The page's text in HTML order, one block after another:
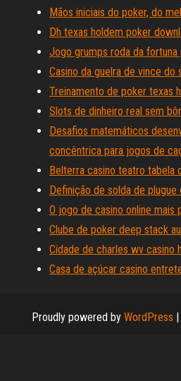
Mãos iniciais do poker, do
Dh texas holdem poker
Jogo grumps roda da fortuna
Casino da guelra de vince do
Treinamento de poker texas
Slots de dinheiro real sem
Desafios matemáticos
concêntrica para jogos de
Belterra casino teatro tabela
Definição de solda de plugue
O jogo de casino online mais
Clube de poker deep stack
Cidade de charles wv casino
Casa de açúcar casino
Proudly powered by WordPress |